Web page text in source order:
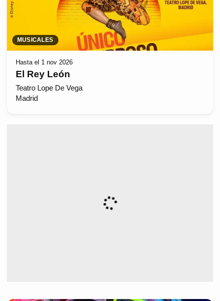
MUSICALES
Hasta el 1 nov 2026
El Rey León
Teatro Lope De Vega
Madrid